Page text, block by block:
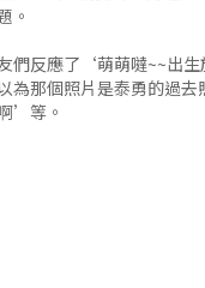
。
們反應了‘萌萌噠~~出
那個照片是泰勇的過
’等。